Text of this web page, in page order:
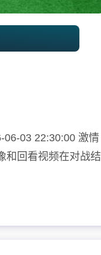
06-03 22:30:00 激情
和回看视频在对战结